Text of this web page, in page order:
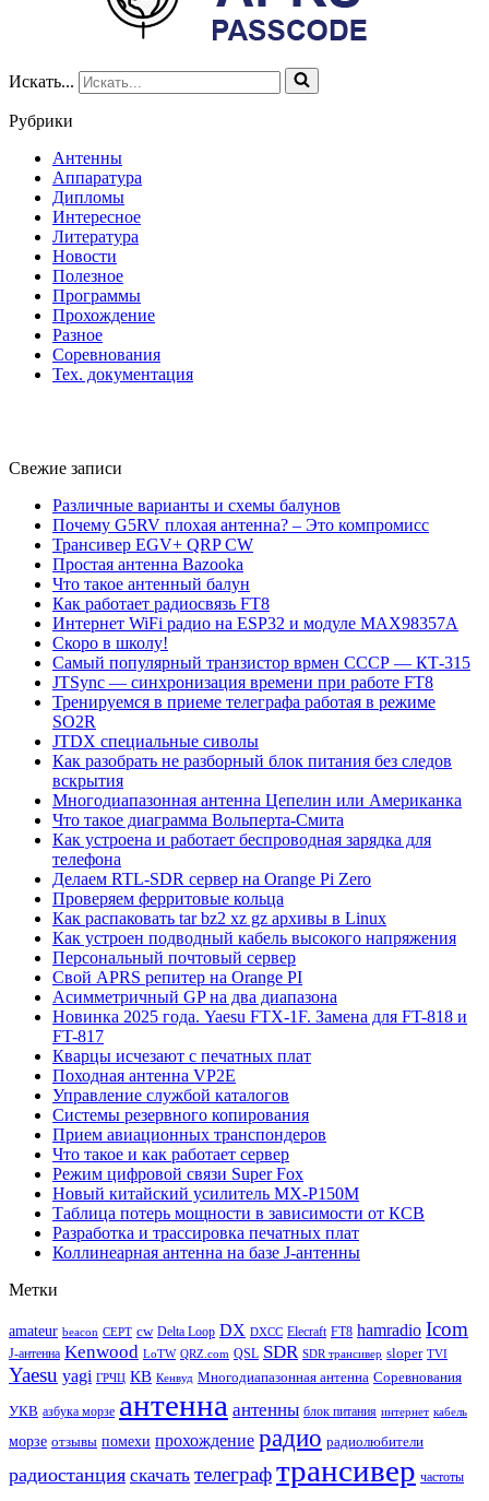
Искать...
Рубрики
Антенны
Аппаратура
Дипломы
Интересное
Литература
Новости
Полезное
Программы
Прохождение
Разное
Соревнования
Тех. документация
Свежие записи
Различные варианты и схемы балунов
Почему G5RV плохая антенна? – Это компромисс
Трансивер EGV+ QRP CW
Простая антенна Bazooka
Что такое антенный балун
Как работает радиосвязь FT8
Интернет WiFi радио на ESP32 и модуле MAX98357A
Скоро в школу!
Самый популярный транзистор врмен СССР — КТ-315
JTSync — синхронизация времени при работе FT8
Тренируемся в приеме телеграфа работая в режиме
SO2R
JTDX специальные сиволы
Как разобрать не разборный блок питания без следов
вскрытия
Многодиапазонная антенна Цепелин или Американка
Что такое диаграмма Вольперта-Смита
Как устроена и работает беспроводная зарядка для
телефона
Делаем RTL-SDR сервер на Orange Pi Zero
Проверяем ферритовые кольца
Как распаковать tar bz2 xz gz архивы в Linux
Как устроен подводный кабель высокого напряжения
Персональный почтовый сервер
Свой APRS репитер на Orange PI
Асимметричный GP на два диапазона
Новинка 2025 года. Yaesu FTX-1F. Замена для FT-818 и
FT-817
Кварцы исчезают с печатных плат
Походная антенна VP2E
Управление службой каталогов
Системы резервного копирования
Прием авиационных транспондеров
Что такое и как работает сервер
Режим цифровой связи Super Fox
Новый китайский усилитель MX-P150M
Таблица потерь мощности в зависимости от КСВ
Разработка и трассировка печатных плат
Коллинеарная антенна на базе J-антенны
Метки
amateur beacon CEPT cw Delta Loop DX DXCC Elecraft FT8 hamradio Icom
J-антенна Kenwood LoTW QRZ.com QSL SDR SDR трансивер sloper TVI
Yaesu yagi ГРЧЦ КВ Кенвуд Многодиапазонная антенна Соревнования
УКВ азбука морзе антенна антенны блок питания интернет кабель
морзе отзывы помехи прохождение радио радиолюбители
радиостанция скачать телеграфтрансивер частоты